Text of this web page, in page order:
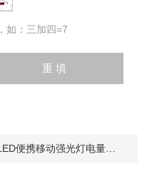
如：三加四=7
强光灯电量显示聚/泛光应急防汛